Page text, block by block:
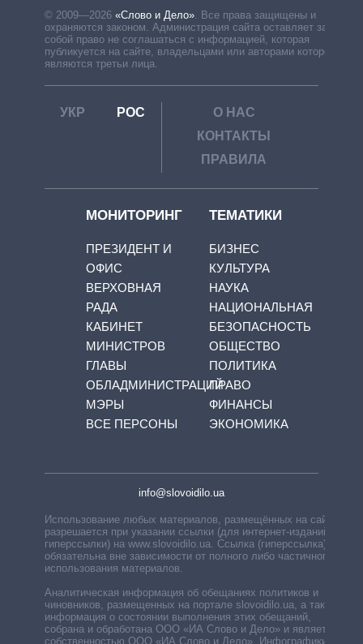
© 2009—2026 «Слово и Дело». Все права защищены и
охраняются законом. Администрация сайта оставляет за
собой право не соглашаться с информацией, которая
публикуется на сайте, владельцами или авторами которой
являются третьи лица.
УКР РОС
О НАС
КОНТАКТЫ
ПРАВИЛА
МОНИТОРИНГ
ПРЕЗИДЕНТ И
ОФИС
ВЕРХОВНАЯ
РАДА
КАБИНЕТ
МИНИСТРОВ
ГЛАВЫ
ОБЛАДМИНИСТРАЦИЙ
МЭРЫ
ВСЕ ПЕРСОНЫ
ТЕМАТИКИ
БИЗНЕС
КУЛЬТУРА
НАУКА
НАЦИОНАЛЬНАЯ
БЕЗОПАСНОСТЬ
ОБЩЕСТВО
ПОЛИТИКА
ПРАВО
ФИНАНСЫ
ЭКОНОМИКА
info@slovoidilo.ua
Использование любых материалов, размещённых на сайте,
разрешается при указании ссылки (для интернет-изданий —
гиперссылки) на www.slovoidilo.ua. Ссылка (гиперссылка)
обязательна вне зависимости от полного либо частичного
использования материалов.
Аналитическая информация об обещаниях политиков и
чиновников, размещенных на портале slovoidilo.ua, а также
информация о состоянии выполнения этих обещаний,
собрана и обработана ООО «ИА Слово и Дело» и является
собственностью ООО «ИА Слово и Дело». Инфографики,